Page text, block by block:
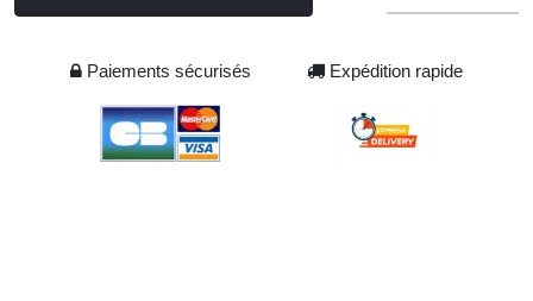
Paiements sécurisés Expédition rapide